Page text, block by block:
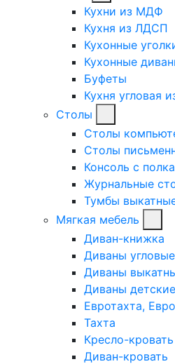
Кухни из МДФ
Кухня из ЛДСП
Кухонные
Кухонные
Буфеты
Кухня угловая
Столы
Столы
Столы
Консоль с
Журнальные
Тумбы
Мягкая мебель
Диван-книжка
Диваны угловые
Диваны
Диваны детские
Евротахта,
Тахта
Кресло-кровать
Диван-кровать